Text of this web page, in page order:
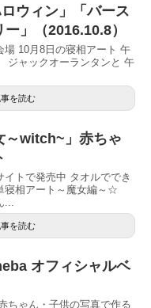
ウィン」「バース
」（2016.10.8）
場 10月8日の寝相アート 午
ジャックオーランタンと 午
を読む
～witch~」赤ちゃ
イトで発売中 タオルででき
寝相アート～魔女編～☆
を読む
オフィシャルベ
ちゃん・子供の写真で作る